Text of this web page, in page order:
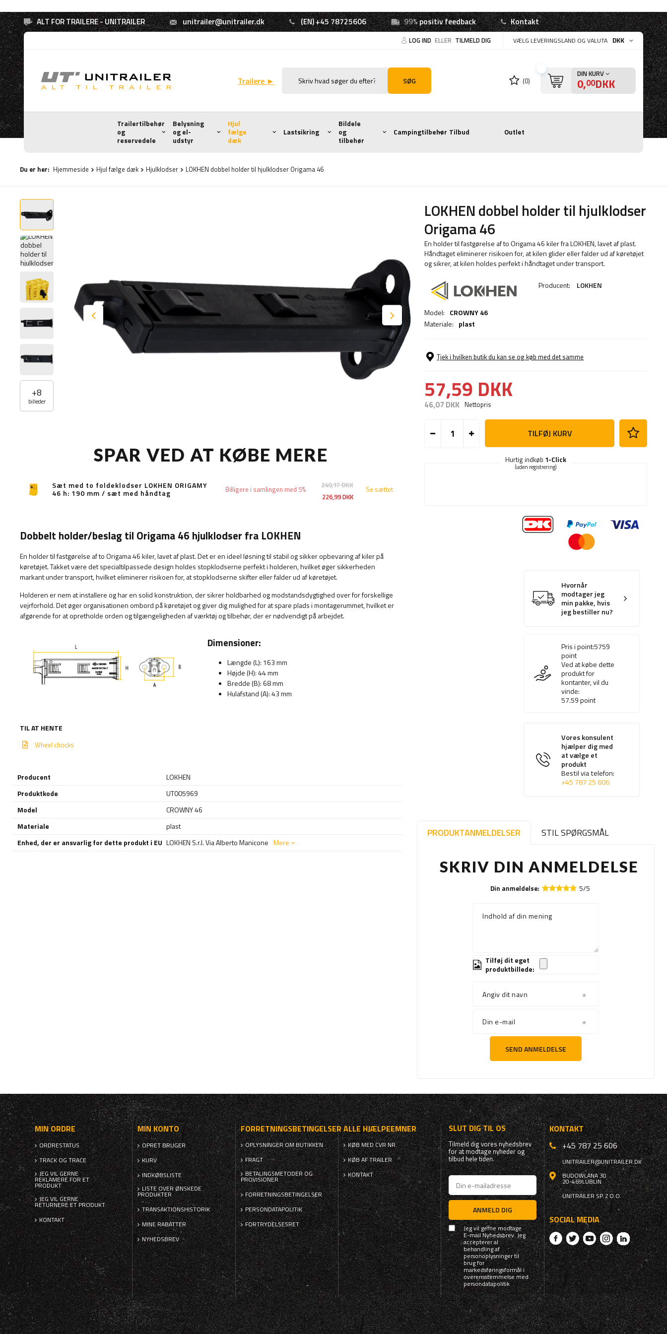
ALT FOR TRAILERE - UNITRAILER unitrailer@unitrailer.dk (EN) +45 78725606 99%positiv feedback Kontakt
LOG IND ELLER TILMELD DIG VÆLG LEVERINGSLAND OG VALUTA DKK
Trailere ► SØG (0)
DIN KURV
0,00DKK
Trailertilbehør
og
reservedele
Belysning
og el-
udstyr
Hjul
fælge
dæk
Lastsikring
Bildele
og
tilbehør
Campingtilbehør Tilbud Outlet
Du er her: Hjemmeside Hjul fælge dæk Hjulklodser LOKHEN dobbel holder til hjulklodser Origama 46
+8
billeder
LOKHEN dobbel holder til hjulklodser
Origama 46
En holder til fastgørelse af to Origama 46 kiler fra LOKHEN, lavet af plast.
Håndtaget eliminerer risikoen for, at kilen glider eller falder ud af køretøjet
og sikrer, at kilen holdes perfekt i håndtaget under transport.
Producent: LOKHEN
Model: CROWNY 46
Materiale: plast
Tjek i hvilken butik du kan se og køb med det samme
57,59 DKK
46,07 DKK Nettopris
TILFØJ KURV
Hurtig indkøb 1-Click
(uden registrering)
Hvornår
modtager jeg
min pakke, hvis
jeg bestiller nu?
Pris i point:5759
point
Ved at købe dette
produkt for
kontanter, vil du
vinde:
57.59point
Vores konsulent
hjælper dig med
at vælge et
produkt
Bestil via telefon:
+45 787 25 606
PRODUKTANMELDELSER STIL SPØRGSMÅL
SKRIV DIN ANMELDELSE
Din anmeldelse: 5/5
Indhold af din mening
Tilføj dit eget
produktbillede:
Angiv dit navn
Din e-mail
SEND ANMELDELSE
SPAR VED AT KØBE MERE
Sæt med to foldeklodser LOKHEN ORIGAMY
46 h: 190 mm / sæt med håndtag
240,17 DKK
226,99 DKK
Billigere i samlingen med 5% Se sættet
Dobbelt holder/beslag til Origama 46 hjulklodser fra LOKHEN
En holder til fastgørelse af to Origama 46 kiler, lavet af plast. Det er en ideel løsning til stabil og sikker opbevaring af kiler på
køretøjet. Takket være det specialtilpassede design holdes stopklodserne perfekt i holderen, hvilket øger sikkerheden
markant under transport, hvilket eliminerer risikoen for, at stopklodserne skifter eller falder ud af køretøjet.
Holderen er nem at installere og har en solid konstruktion, der sikrer holdbarhed og modstandsdygtighed over for forskellige
vejrforhold. Det øger organisationen ombord på køretøjet og giver dig mulighed for at spare plads i montagerummet, hvilket er
afgørende for at opretholde orden og tilgængeligheden af ​​værktøj og tilbehør, der er nødvendigt på arbejdet.
Dimensioner:
Længde (L): 163 mm
Højde (H): 44 mm
Bredde (B): 68 mm
Hulafstand (A): 43 mm
TIL AT HENTE
Wheel chocks
Producent
LOKHEN
Produktkode
UT005969
Model
CROWNY 46
Materiale
plast
Enhed, der er ansvarlig for dette produkt i EU LOKHEN S.r.l. Via Alberto Manicone Mere
MIN ORDRE
ORDRESTATUS
TRACK OG TRACE
JEG VIL GERNE
REKLAMERE FOR ET
PRODUKT
JEG VIL GERNE
RETURNERE ET PRODUKT
KONTAKT
MIN KONTO
OPRET BRUGER
KURV
INDKØBSLISTE
LISTE OVER ØNSKEDE
PRODUKTER
TRANSAKTIONSHISTORIK
MINE RABATTER
NYHEDSBREV
FORRETNINGSBETINGELSER
OPLYSNINGER OM BUTIKKEN
FRAGT
BETALINGSMETODER OG
PROVISIONER
FORRETNINGSBETINGELSER
PERSONDATAPOLITIK
FORTRYDELSESRET
ALLE HJÆLPEEMNER
KØB MED CVR NR.
KØB AF TRAILER
KONTAKT
SLUT DIG TIL OS
Tilmeld dig vores nyhedsbrev
for at modtage nyheder og
tilbud hele tiden.
ANMELD DIG
Jeg vil gerne modtage
E-mail Nyhedsbrev. Jeg
accepterer al
behandling af
personoplysninger til
brug for
markedsføringsformål i
overensstemmelse med
persondatapolitik
KONTAKT
+45 787 25 606
UNITRAILER@UNITRAILER.DK
BUDOWLANA 30
20-469LUBLIN
UNITRAILER SP. Z O.O.
SOCIAL MEDIA